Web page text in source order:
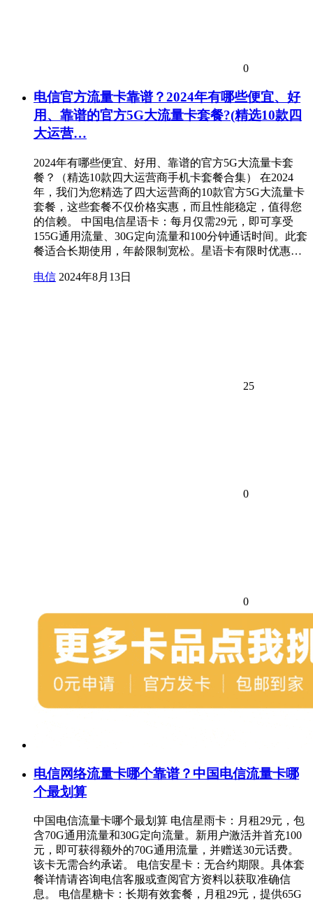
0
电信官方流量卡靠谱？2024年有哪些便宜、好
用、靠谱的官方5G大流量卡套餐?(精选10款四
大运营…
2024年有哪些便宜、好用、靠谱的官方5G大流量卡套
餐？（精选10款四大运营商手机卡套餐合集） 在2024
年，我们为您精选了四大运营商的10款官方5G大流量卡
套餐，这些套餐不仅价格实惠，而且性能稳定，值得您
的信赖。 中国电信星语卡：每月仅需29元，即可享受
155G通用流量、30G定向流量和100分钟通话时间。此套
餐适合长期使用，年龄限制宽松。星语卡有限时优惠…
电信 2024年8月13日
25
0
0
电信网络流量卡哪个靠谱？中国电信流量卡哪
个最划算
中国电信流量卡哪个最划算 电信星雨卡：月租29元，包
含70G通用流量和30G定向流量。新用户激活并首充100
元，即可获得额外的70G通用流量，并赠送30元话费。
该卡无需合约承诺。 电信安星卡：无合约期限。具体套
餐详情请咨询电信客服或查阅官方资料以获取准确信
息。 电信星糖卡：长期有效套餐，月租29元，提供65G